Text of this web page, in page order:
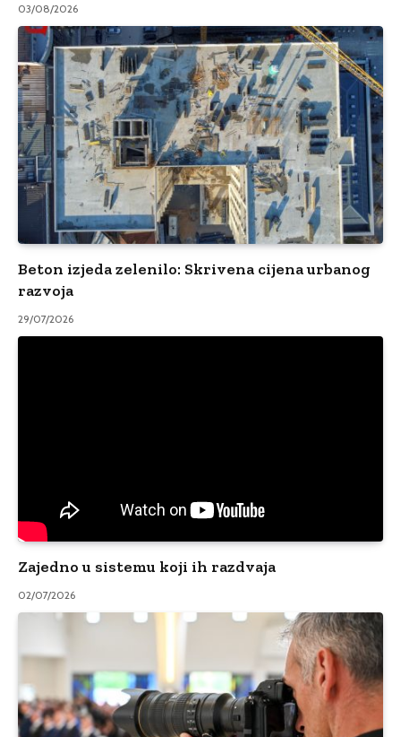
03/08/2026
Beton izjeda zelenilo: Skrivena cijena urbanog
razvoja
29/07/2026
Zajedno u sistemu koji ih razdvaja
02/07/2026